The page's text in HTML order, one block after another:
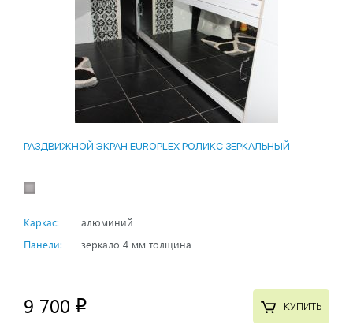
РАЗДВИЖНОЙ ЭКРАН EUROPLEX РОЛИКС ЗЕРКАЛЬНЫЙ
Каркас:
алюминий
Панели:
зеркало 4 мм толщина
9 700 p КУПИТЬ